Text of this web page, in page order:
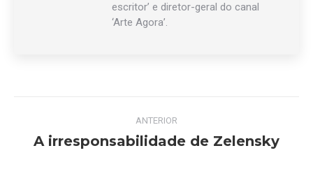
escritor’ e diretor-geral do canal
‘Arte Agora’.
Navegação
de
ANTERIOR
Post
A irresponsabilidade de Zelensky